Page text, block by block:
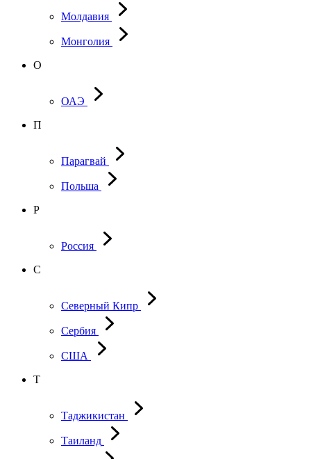
Молдавия
Монголия
О
ОАЭ
П
Парагвай
Польша
Р
Россия
С
Северный Кипр
Сербия
США
Т
Таджикистан
Таиланд